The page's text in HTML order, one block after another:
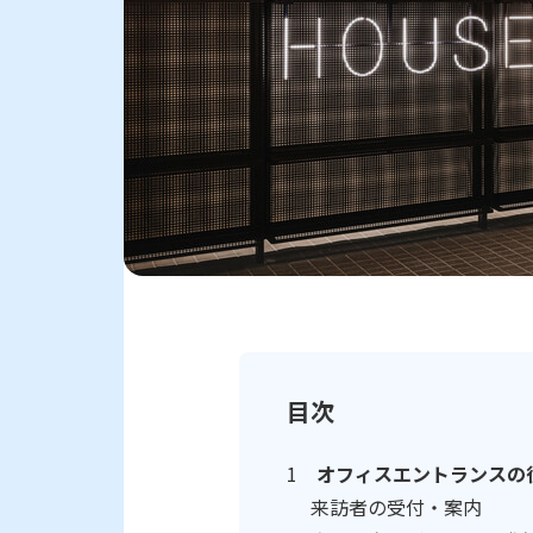
目次
オフィスエントランスの
来訪者の受付・案内